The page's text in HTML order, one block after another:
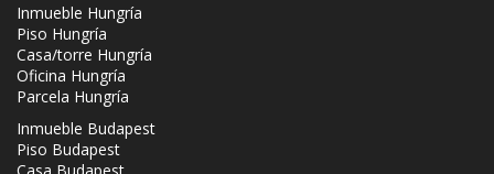
Inmueble Hungría
Piso Hungría
Casa/torre Hungría
Oficina Hungría
Parcela Hungría
Inmueble Budapest
Piso Budapest
Casa Budapest